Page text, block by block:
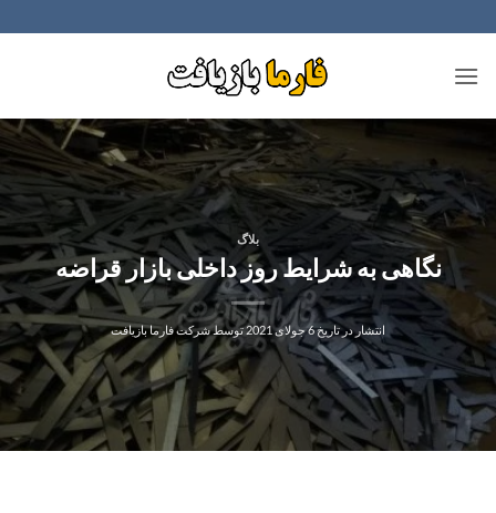
to
content
بلاگ
نگاهی به شرایط روز داخلی بازار قراضه
انتشار در تاریخ6 جولای 2021 توسطشرکت فارما بازیافت